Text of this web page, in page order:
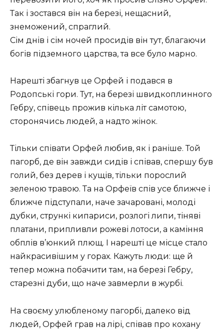
Так і зостався він на березі, нещасний,
знеможений, спраглий.
Сім днів і сім ночей просидів він тут, благаючи
богів підземного царства, та все було марно.
Нарешті збагнув це Орфей і подався в
Родопські гори. Тут, на березі швидкоплинного
Гебру, співець прожив кілька літ самотою,
сторонячись людей, а надто жінок.
Тільки співати Орфей любив, як і раніше. Той
пагорб, де він завжди сидів і співав, спершу був
голий, без дерев і кущів, тільки порослий
зеленою травою. Та на Орфеїв спів усе ближче і
ближче підступали, наче зачаровані, молоді
дубки, стрункі кипариси, розлогі липи, тіняві
платани, припливли рожеві лотоси, а каміння
обплів в’юнкий плющ. І нарешті це місце стало
найкрасивішим у горах. Кажуть люди: ще й
тепер можна побачити там, на березі Гебру,
старезні дуби, що наче завмерли в журбі.
На своєму улюбленому пагорбі, далеко від
людей, Орфей грав на лірі, співав про кохану